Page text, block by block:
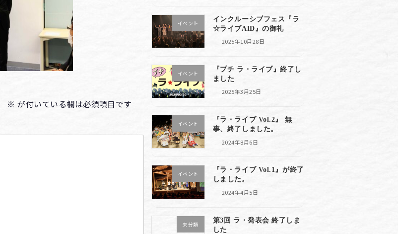
※ が付いている欄は必須項目です
イベント
インクルーシブフェス『ラ
☆ライブAID』の御礼
2025年10月28日
イベント
『プチ ラ・ライブ』終了し
ました
2025年3月25日
イベント
『ラ・ライブ Vol.2』 無
事、終了しました。
2024年8月6日
イベント
『ラ・ライブ Vol.1』が終了
しました。
2024年4月5日
未分類
第3回 ラ・発表会 終了しま
した